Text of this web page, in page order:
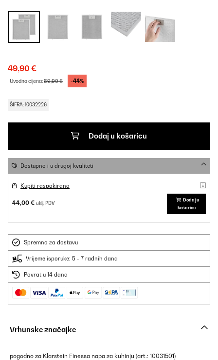
49,90 €
Uvodna cijena:89,90 € -44%
ŠIFRA: 10032226
Dodaj u košaricu
Dostupno i u drugoj kvaliteti
Kupiti raspakirano
44,00 € uklj. PDV
Dodaj u
košaricu
Spremno za dostavu
Vrijeme isporuke: 5 - 7 radnih dana
Povrat u 14 dana
Vrhunske značajke
pogodno za Klarstein Finessa napa za kuhinju (art.: 10031501)